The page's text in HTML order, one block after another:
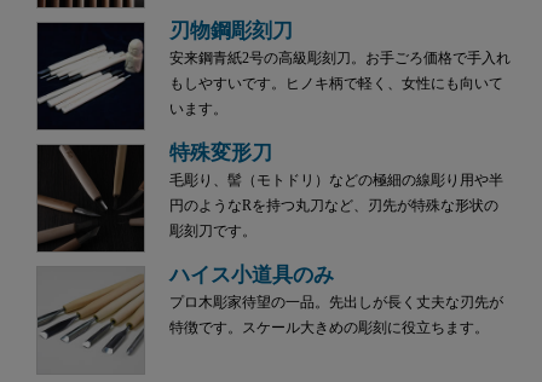
刃物鋼彫刻刀
安来鋼青紙2号の高級彫刻刀。お手ごろ価格で手入れ
もしやすいです。ヒノキ柄で軽く、女性にも向いて
います。
特殊変形刀
毛彫り、髻（モトドリ）などの極細の線彫り用や半
円のようなRを持つ丸刀など、刃先が特殊な形状の
彫刻刀です。
ハイス小道具のみ
プロ木彫家待望の一品。先出しが長く丈夫な刃先が
特徴です。スケール大きめの彫刻に役立ちます。